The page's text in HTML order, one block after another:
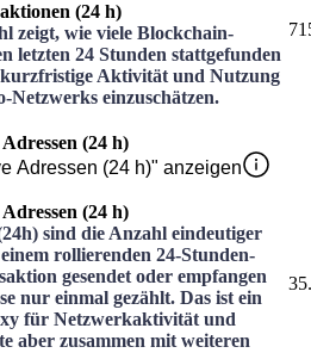
(24 h)
zeigt, wie viele Blockchain-
letzten 24 Stunden stattgefunden
Aktivität und Nutzung
Netzwerks einzuschätzen.
(24 h)
Adressen (24 h)" anzeigen
(24 h)
sind die Anzahl eindeutiger
rollierenden 24-Stunden-
gesendet oder empfangen
nur einmal gezählt. Das ist ein
für Netzwerkaktivität und
aber zusammen mit weiteren